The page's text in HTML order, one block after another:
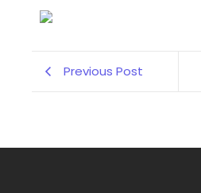
Previous Post